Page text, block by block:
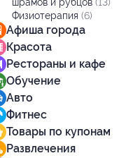
Афиша города
Красота
Физиотерапия (6)
Рестораны и кафе
Обучение
Авто
Фитнес
Товары по купонам
Развлечения